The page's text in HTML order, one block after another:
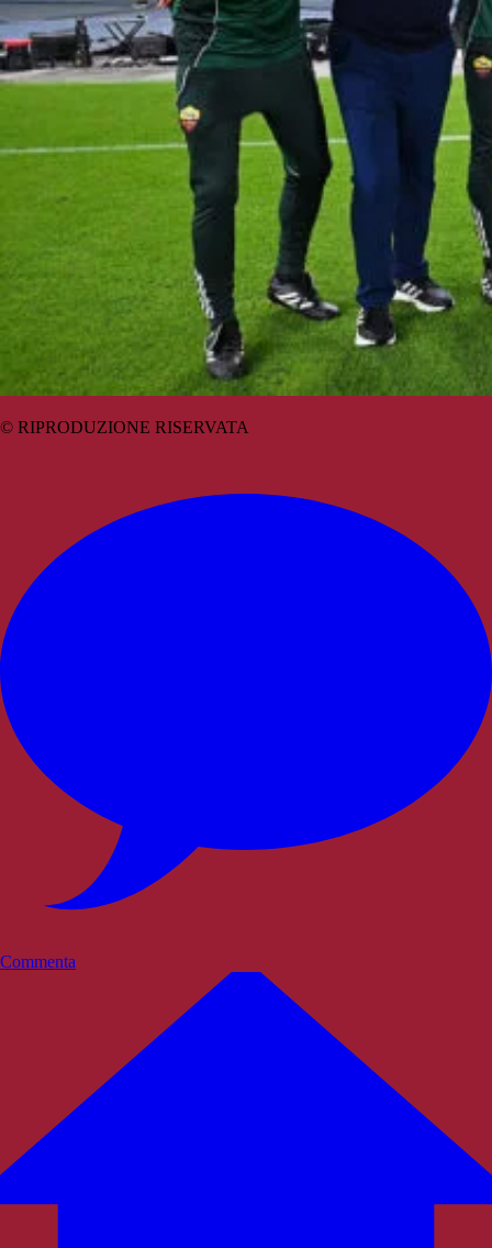
© RIPRODUZIONE RISERVATA
Commenta